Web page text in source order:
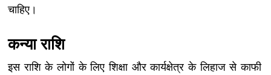
चाहिए।
कन्या राशि
इस राशि के लोगों के लिए शिक्षा और कार्यक्षेत्र के लिहाज से काफी